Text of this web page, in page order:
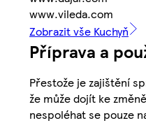
www.vileda.com
Zobrazit vše Kuchyň
Příprava a
Přestože je zajištění
že může dojít ke
nespoléhat se pouze